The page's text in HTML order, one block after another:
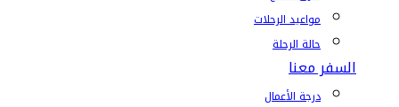
مواعيد الرحلات
حالة الرحلة
السفر معنا
درجة الأعمال